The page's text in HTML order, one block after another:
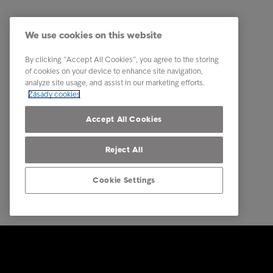
Služby v oblasti správy pohledávek
Zprávy & Analýzy
O Intrumu
We use cookies on this website
By clicking “Accept All Cookies”, you agree to the storing
of cookies on your device to enhance site navigation,
analyze site usage, and assist in our marketing efforts.
Zásady cookies
Accept All Cookies
Reject All
Cookie Settings